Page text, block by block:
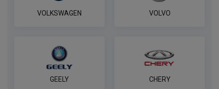
VOLKSWAGEN VOLVO
GEELY CHERY